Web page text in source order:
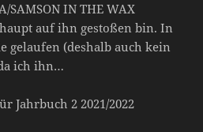
SAMSON IN THE WAX
auf ihn gestoßen bin. In
gelaufen (deshalb auch kein
ich ihn…
Jahrbuch 2 2021/2022